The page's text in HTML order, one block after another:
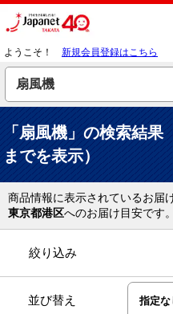
ようこそ！ 新規会員登録はこちら
「扇風機」の検索結
までを表示）
商品情報に表示されているお届
東京都港区へのお届け目安です。
絞り込み
並び替え